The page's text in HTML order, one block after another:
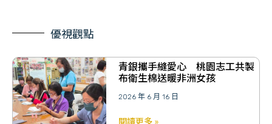
優視觀點
青銀攜手縫愛心 桃園志工共製
布衛生棉送暖非洲女孩
2026 年 6 月 16 日
閱讀更多 »